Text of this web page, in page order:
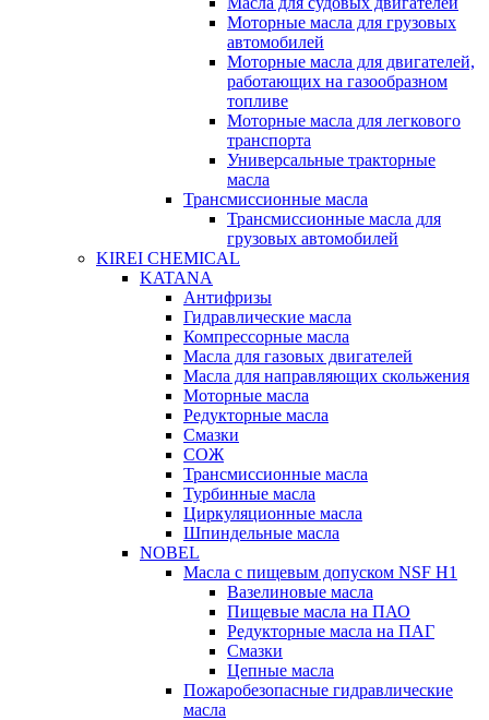
Моторные масла для грузовых
автомобилей
Моторные масла для двигателей,
работающих на газообразном
топливе
Моторные масла для легкового
транспорта
Универсальные тракторные
масла
Трансмиссионные масла
Трансмиссионные масла для
грузовых автомобилей
KIREI CHEMICAL
KATANA
Антифризы
Гидравлические масла
Компрессорные масла
Масла для газовых двигателей
Масла для направляющих скольжения
Моторные масла
Редукторные масла
Смазки
СОЖ
Трансмиссионные масла
Турбинные масла
Циркуляционные масла
Шпиндельные масла
NOBEL
Масла с пищевым допуском NSF H1
Вазелиновые масла
Пищевые масла на ПАО
Редукторные масла на ПАГ
Смазки
Цепные масла
Пожаробезопасные гидравлические
масла